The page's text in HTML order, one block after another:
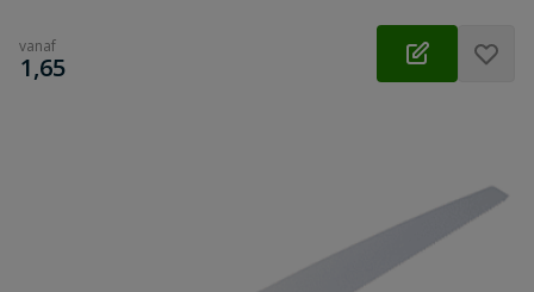
vanaf
€
1,65